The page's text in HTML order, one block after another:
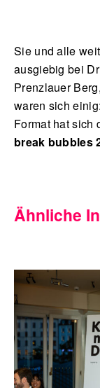
Sie und alle
ausgiebig bei
Prenzlauer
waren sich
Format hat sich
break bubbles
Ähnliche